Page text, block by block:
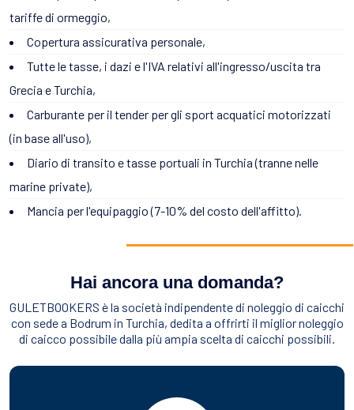
tariffe di ormeggio,
Copertura assicurativa personale,
Tutte le tasse, i dazi e l'IVA relativi all'ingresso/uscita tra
Grecia e Turchia,
Carburante per il tender per gli sport acquatici motorizzati
(in base all'uso),
Diario di transito e tasse portuali in Turchia (tranne nelle
marine private),
Mancia per l'equipaggio (7-10% del costo dell'affitto).
Hai ancora una domanda?
GULETBOOKERS è la società indipendente di noleggio di caicchi
con sede a Bodrum in Turchia, dedita a offrirti il miglior noleggio
di caicco possibile dalla più ampia scelta di caicchi possibili.